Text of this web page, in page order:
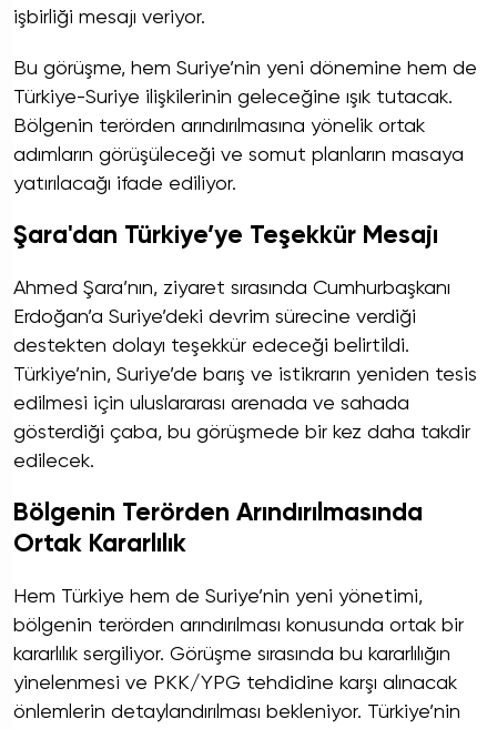
işbirliği mesajı veriyor.
Bu görüşme, hem Suriye’nin yeni dönemine hem de
Türkiye-Suriye ilişkilerinin geleceğine ışık tutacak.
Bölgenin terörden arındırılmasına yönelik ortak
adımların görüşüleceği ve somut planların masaya
yatırılacağı ifade ediliyor.
Şara'dan Türkiye’ye Teşekkür Mesajı
Ahmed Şara’nın, ziyaret sırasında Cumhurbaşkanı
Erdoğan’a Suriye’deki devrim sürecine verdiği
destekten dolayı teşekkür edeceği belirtildi.
Türkiye’nin, Suriye’de barış ve istikrarın yeniden tesis
edilmesi için uluslararası arenada ve sahada
gösterdiği çaba, bu görüşmede bir kez daha takdir
edilecek.
Bölgenin Terörden Arındırılmasında
Ortak Kararlılık
Hem Türkiye hem de Suriye’nin yeni yönetimi,
bölgenin terörden arındırılması konusunda ortak bir
kararlılık sergiliyor. Görüşme sırasında bu kararlılığın
yinelenmesi ve PKK/YPG tehdidine karşı alınacak
önlemlerin detaylandırılması bekleniyor. Türkiye’nin